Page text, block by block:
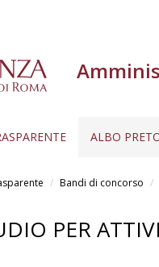
ALBO
Bandi di concorso
PER